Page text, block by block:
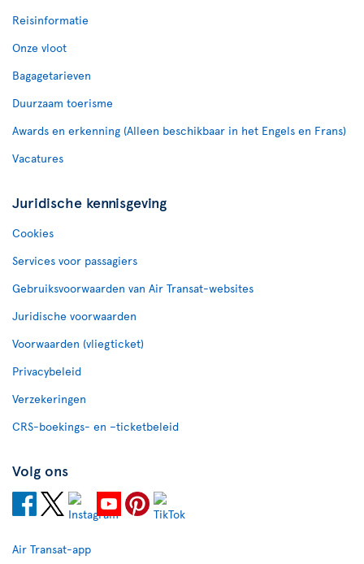
Reisinformatie
Onze vloot
Bagagetarieven
Duurzaam toerisme
Awards en erkenning (Alleen beschikbaar in het Engels en Frans)
Vacatures
Juridische kennisgeving
Cookies
Services voor passagiers
Gebruiksvoorwaarden van Air Transat-websites
Juridische voorwaarden
Voorwaarden (vliegticket)
Privacybeleid
Verzekeringen
CRS-boekings- en –ticketbeleid
Volg ons
Air Transat-app